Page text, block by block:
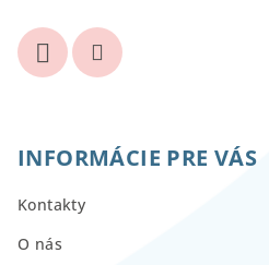
INFORMÁCIE PRE VÁS
Kontakty
O nás